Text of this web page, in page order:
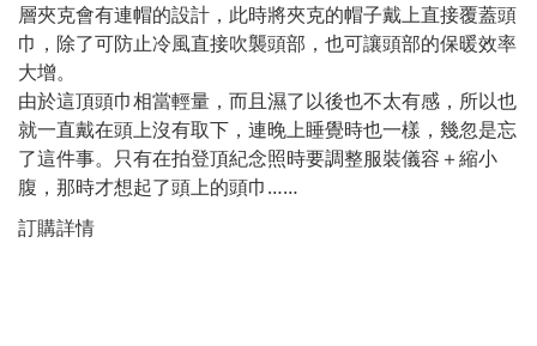
層夾克會有連帽的設計，此時將夾克的帽子戴上直接覆蓋頭
巾，除了可防止冷風直接吹襲頭部，也可讓頭部的保暖效率
大增。
由於這頂頭巾相當輕量，而且濕了以後也不太有感，所以也
就一直戴在頭上沒有取下，連晚上睡覺時也一樣，幾忽是忘
了這件事。只有在拍登頂紀念照時要調整服裝儀容＋縮小
腹，那時才想起了頭上的頭巾……
訂購詳情